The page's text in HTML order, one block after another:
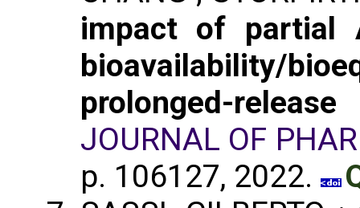
impact of partial
bioavailability/
prolonged-
JOURNAL OF
p. 106127, 2022.